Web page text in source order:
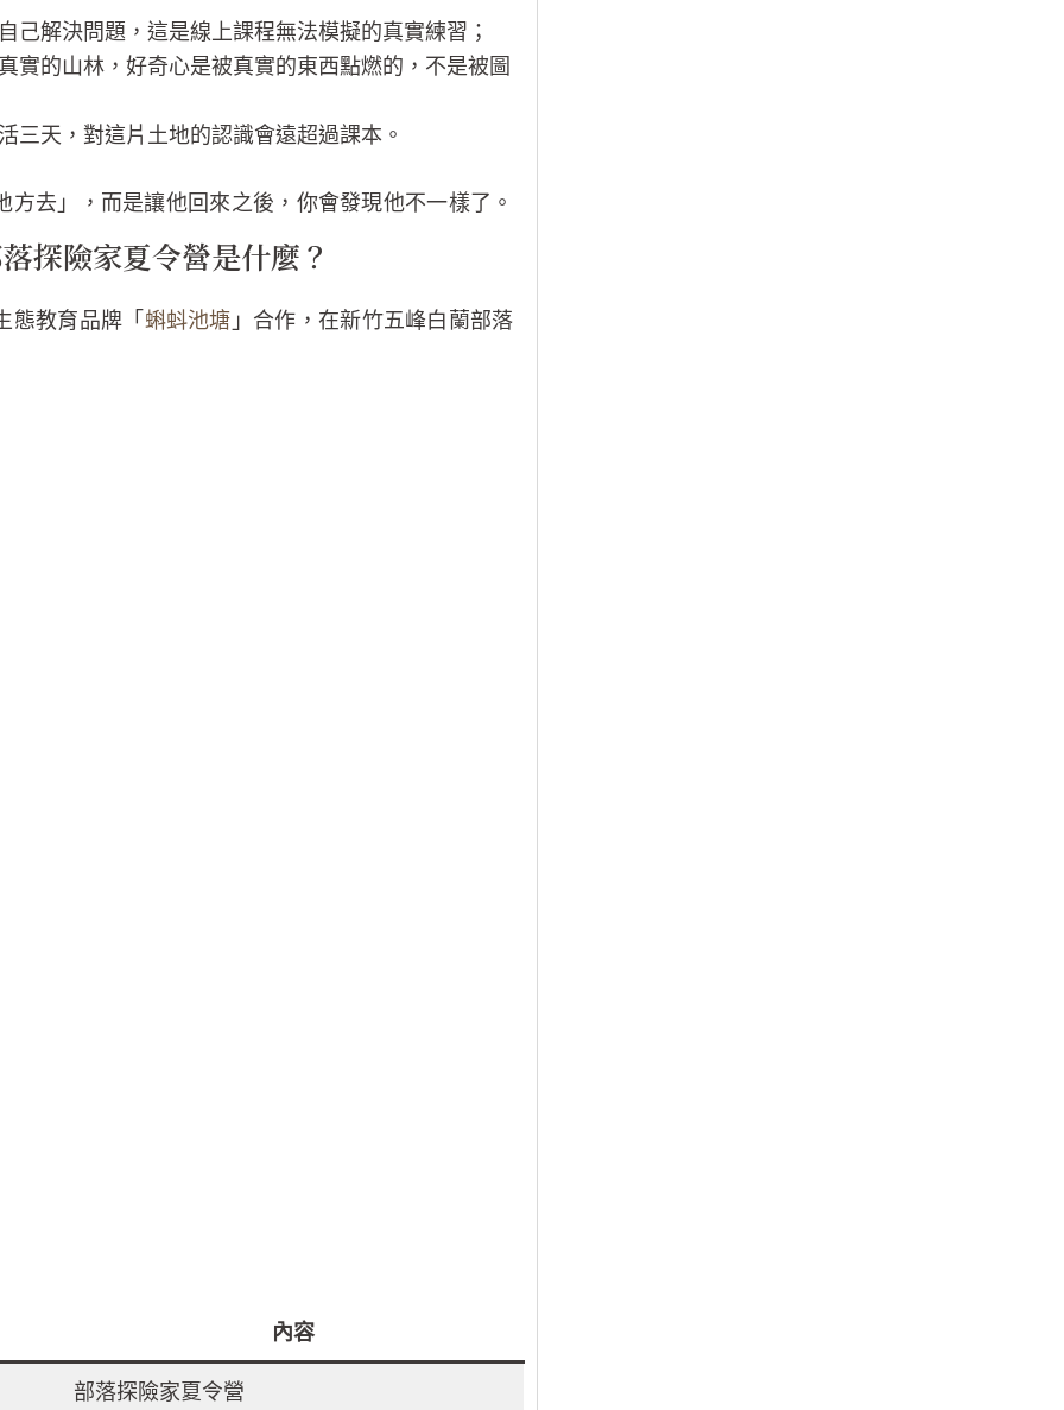
解決問題，這是線上課程無法模擬的真實練習；
實的山林，好奇心是被真實的東西點燃的，不是被圖
三天，對這片土地的認識會遠超過課本。
去」，而是讓他回來之後，你會發現他不一樣了。
探險家夏令營是什麼？
態教育品牌「蝌蚪池塘 」合作，在新竹五峰白蘭部落
內容
部落探險家夏令營